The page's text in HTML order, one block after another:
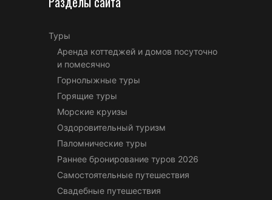
Туры
Аренда коттеджей и домов посуточно
и помесячно
Горнолыжные туры
Горящие туры
Морские круизы
Оздоровительный туризм
Паломнические туры
Раннее бронирование туров 2026
Самостоятельные путешествия
Свадебные путешествия